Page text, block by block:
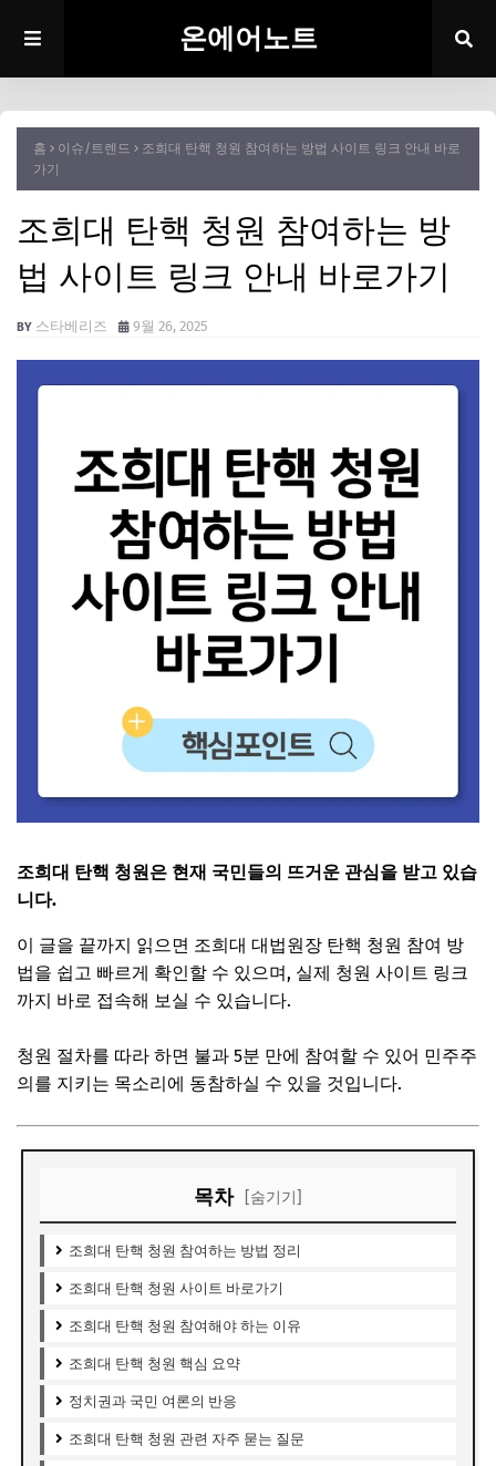
온에어노트
홈 이슈/트렌드
조희대 탄핵 청원 참여하는 방법 사이트 링크 안내 바로
가기
조희대 탄핵 청원 참여하는 방
법 사이트 링크 안내 바로가기
스타베리즈 9월 26, 2025
조희대 탄핵 청원은 현재 국민들의 뜨거운 관심을 받고 있습
니다.
이 글을 끝까지 읽으면 조희대 대법원장 탄핵 청원 참여 방
법을 쉽고 빠르게 확인할 수 있으며, 실제 청원 사이트 링크
까지 바로 접속해 보실 수 있습니다.
청원 절차를 따라 하면 불과 5분 만에 참여할 수 있어 민주주
의를 지키는 목소리에 동참하실 수 있을 것입니다.
목차 [숨기기]
조희대 탄핵 청원 참여하는 방법 정리
조희대 탄핵 청원 사이트 바로가기
조희대 탄핵 청원 참여해야 하는 이유
조희대 탄핵 청원 핵심 요약
정치권과 국민 여론의 반응
조희대 탄핵 청원 관련 자주 묻는 질문